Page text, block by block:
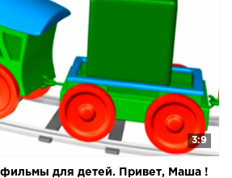
3:9
для детей. Привет, Маша !